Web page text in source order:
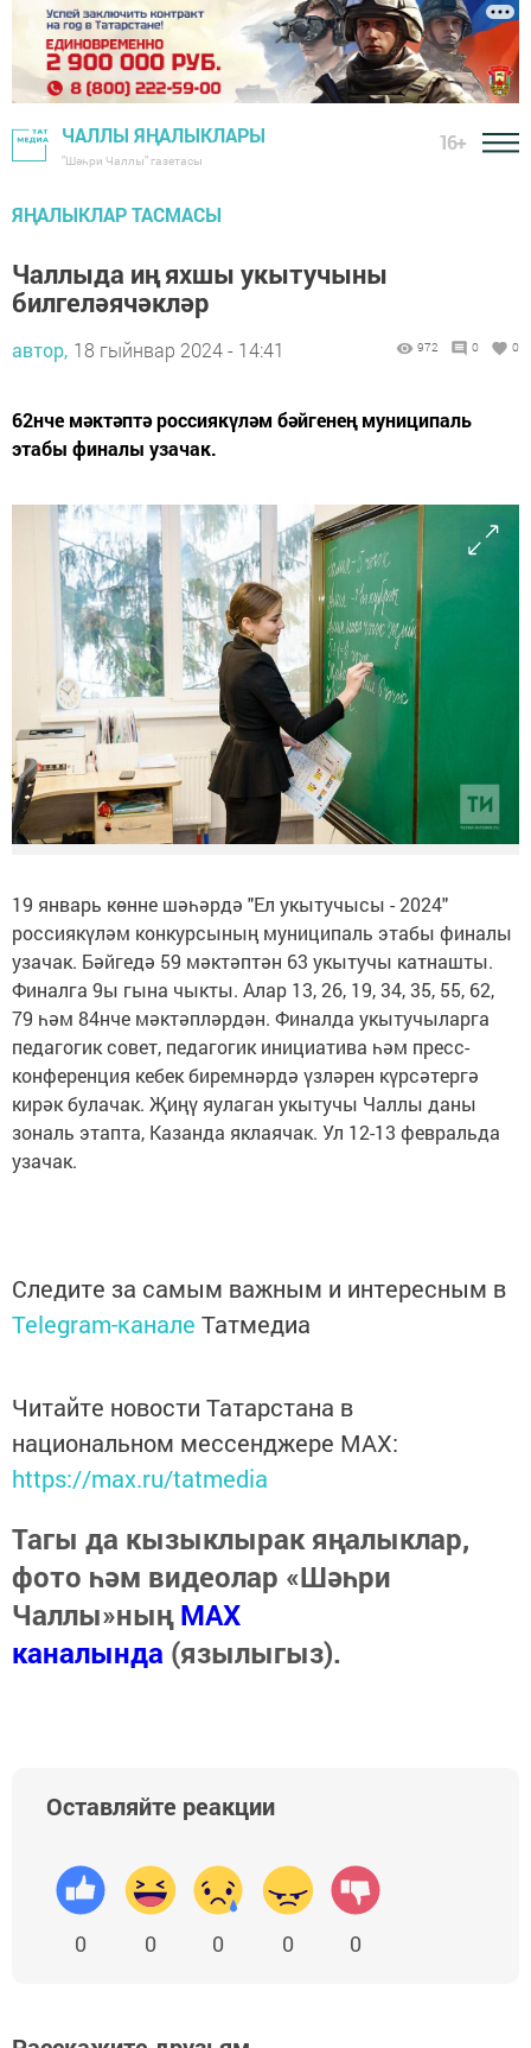
ЧАЛЛЫ ЯҢАЛЫКЛАРЫ
"Шәһри Чаллы" газетасы
16+
ЯҢАЛЫКЛАР ТАСМАСЫ
Чаллыда иң яхшы укытучыны
билгеләячәкләр
автор, 18 гыйнвар 2024 - 14:41 972 0 0
62нче мәктәптә россиякүләм бәйгенең муниципаль
этабы финалы узачак.
19 январь көнне шәһәрдә "Ел укытучысы - 2024"
россиякүләм конкурсының муниципаль этабы финалы
узачак. Бәйгедә 59 мәктәптән 63 укытучы катнашты.
Финалга 9ы гына чыкты. Алар 13, 26, 19, 34, 35, 55, 62,
79 һәм 84нче мәктәпләрдән. Финалда укытучыларга
педагогик совет, педагогик инициатива һәм пресс-
конференция кебек биремнәрдә үзләрен күрсәтергә
кирәк булачак. Җиңү яулаган укытучы Чаллы даны
зональ этапта, Казанда яклаячак. Ул 12-13 февральда
узачак.
Следите за самым важным и интересным в
Telegram-канале Татмедиа
Читайте новости Татарстана в
национальном мессенджере MАХ:
https://max.ru/tatmedia
Тагы да кызыклырак яңалыклар,
фото һәм видеолар «Шәһри
Чаллы»ныңMAX
каналында (язылыгыз).
Оставляйте реакции
0 0 0 0 0